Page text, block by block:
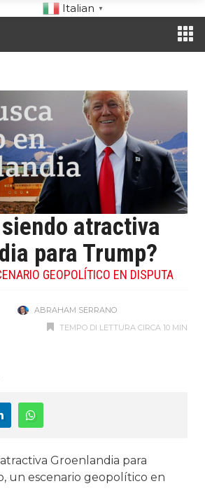
Italian ▼
atractiva
para Trump?
GEOPOLÍTICO EN DISPUTA
ABRAHAM SERRANO
TEMPO DI LETTURA CIRCA 10 MIN
Groenlandia para
un escenario geopolítico en